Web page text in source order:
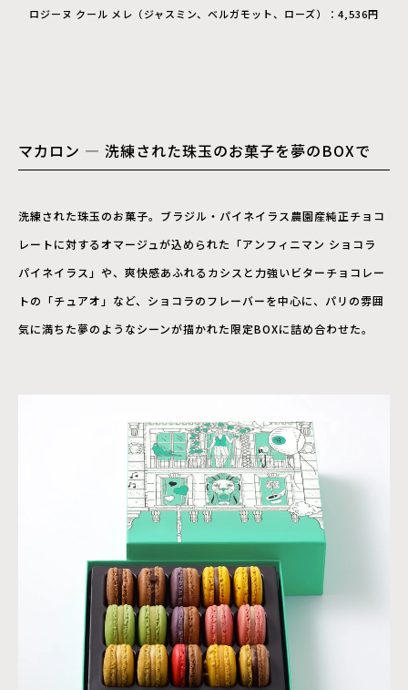
ロジーヌ クール メレ（ジャスミン、ベルガモット、ローズ）：4,536円
マカロン ― 洗練された珠玉のお菓子を夢のBOXで
洗練された珠玉のお菓子。ブラジル・パイネイラス農園産純正チョコ
レートに対するオマージュが込められた「アンフィニマン ショコラ
パイネイラス」や、爽快感あふれるカシスと力強いビターチョコレー
トの「チュアオ」など、ショコラのフレーバーを中心に、パリの雰囲
気に満ちた夢のようなシーンが描かれた限定BOXに詰め合わせた。